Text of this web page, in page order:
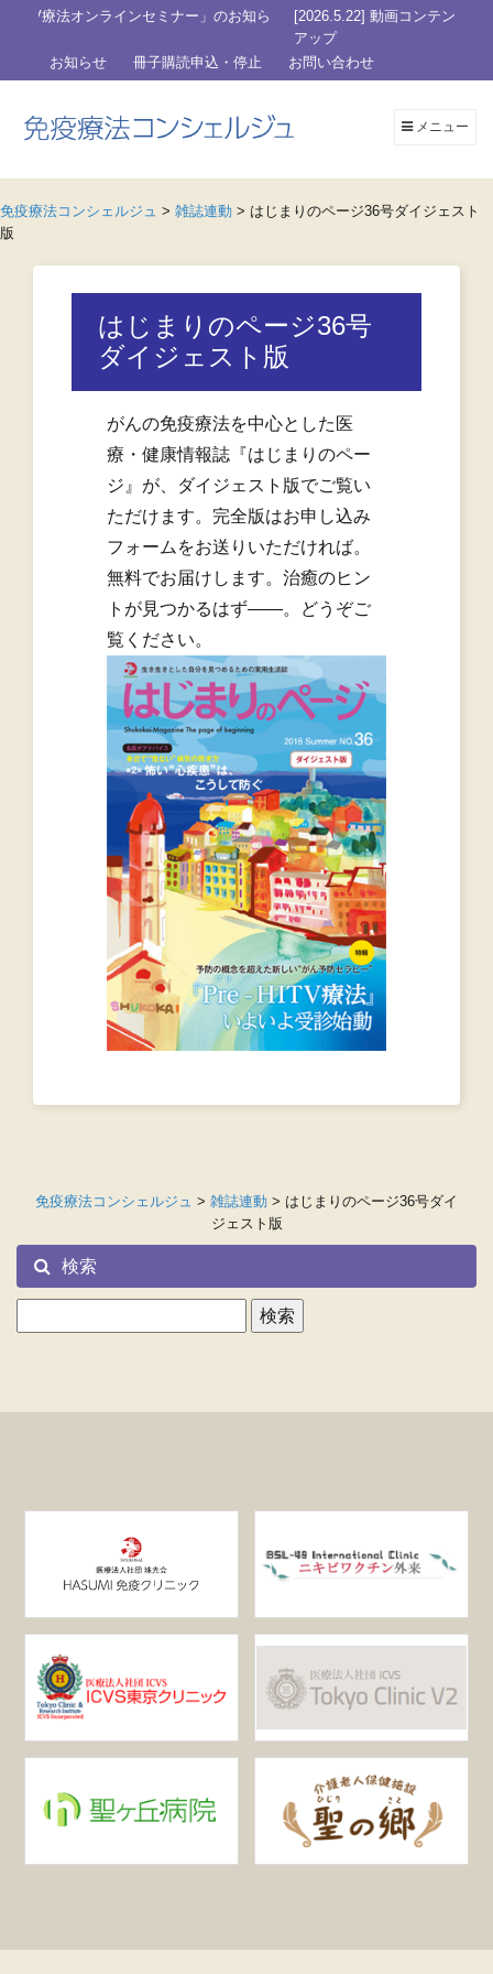
お知ら
[2026.5.22] 動画コンテンツ「私が受けたHITV療法」Case 003を
お知らせ
冊子購読申込・停止 お問い合わせ
メニュー
免疫療法コンシェルジュ > 雑誌連動 > はじまりのページ36号ダイジェスト
版
はじまりのページ36号
ダイジェスト版
がんの免疫療法を中心とした医
療・健康情報誌『はじまりのペー
ジ』が、ダイジェスト版でご覧い
ただけます。完全版はお申し込み
フォームをお送りいただければ。
無料でお届けします。治癒のヒン
トが見つかるはず――。どうぞご
覧ください。
免疫療法コンシェルジュ > 雑誌連動 > はじまりのページ36号ダイ
ジェスト版
検索